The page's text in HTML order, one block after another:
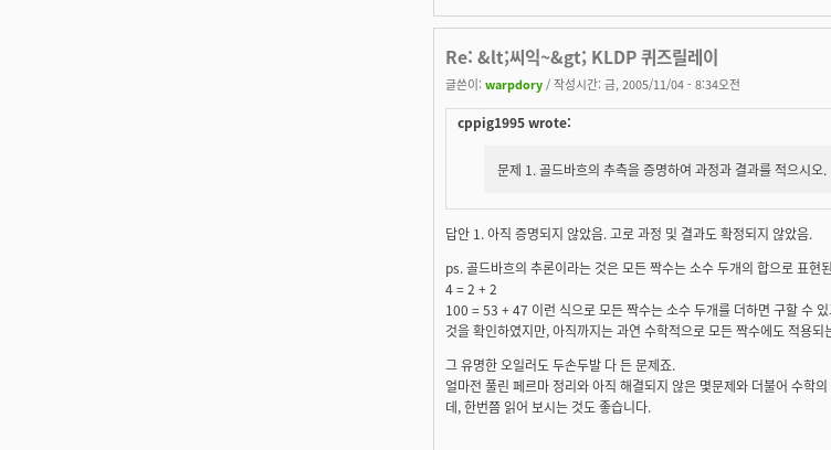
Re: &lt;씨익~&gt; KLDP 퀴즈릴레이
글쓴이: warpdory / 작성시간: 금, 2005/11/04 - 8:34오전
cppig1995 wrote:
문제 1. 골드바흐의 추측을 증명하여 과정과 결과를 적으시오.
답안 1. 아직 증명되지 않았음. 고로 과정 및 결과도 확정되지 않았음.
ps. 골드바흐의 추론이라는 것은 모든 짝수는 소수 두개의 합으로 표현
4 = 2 + 2
100 = 53 + 47 이런 식으로 모든 짝수는 소수 두개를 더하면 구할 수
것을 확인하였지만, 아직까지는 과연 수학적으로 모든 짝수에도 적용
그 유명한 오일러도 두손두발 다 든 문제죠.
얼마전 풀린 페르마 정리와 아직 해결되지 않은 몇문제와 더불어 수학
데, 한번쯤 읽어 보시는 것도 좋습니다.